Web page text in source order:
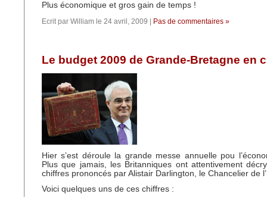
Plus économique et gros gain de temps !
Ecrit par William le 24 avril, 2009 | Pas de commentaires »
Le budget 2009 de Grande-Bretagne en
Hier s’est déroule la grande messe annuelle pou
Plus que jamais, les Britanniques ont attentivement
chiffres prononcés par Alistair Darlington, le Chancelier de
Voici quelques uns de ces chiffres :